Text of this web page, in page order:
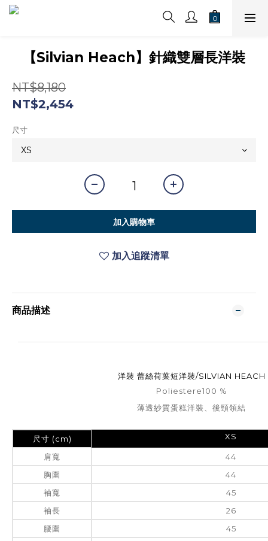
【Silvian Heach】針織雙層長洋裝
NT$8,180
NT$2,454
尺寸
加入購物車
加入追蹤清單
商品描述
洋裝 蕾絲荷葉短洋裝/SILVIAN HEACH
Poliestere100 %
薄透紗質蛋糕洋裝、後頸領結
尺寸 (cm) XS
肩寬
44
胸圍
44
袖寬
45
袖長
26
腰圍
45